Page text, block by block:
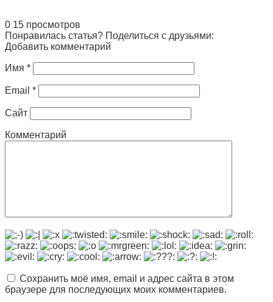
0 15 просмотров
Понравилась статья? Поделиться с друзьями:
Добавить комментарий
Имя *
Email *
Сайт
Комментарий
Сохранить моё имя, email и адрес сайта в этом
браузере для последующих моих комментариев.